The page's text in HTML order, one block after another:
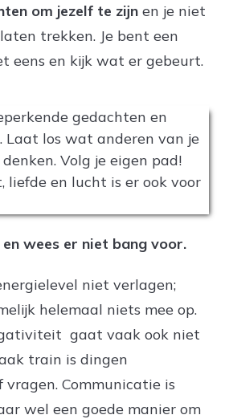
om jezelf te zijn en je niet
trekken. Je bent een
eens en kijk wat er gebeurt.
wees er niet bang voor.
niet verlagen;
helemaal niets mee op.
gaat vaak ook niet
train is dingen
vragen. Communicatie is
wel een goede manier om